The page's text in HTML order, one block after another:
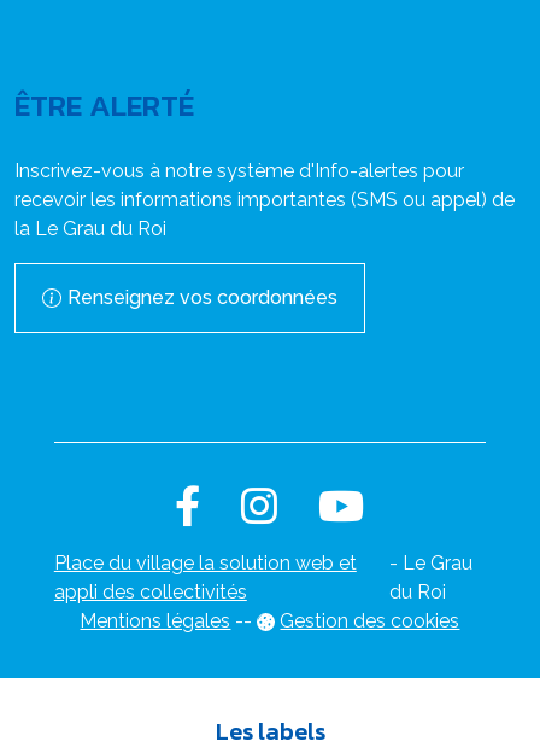
ÊTRE ALERTÉ
Inscrivez-vous à notre système d'Info-alertes pour
recevoir les informations importantes (SMS ou appel) de
la Le Grau du Roi
Renseignez vos coordonnées
Place du village la solution web et
appli des collectivités
- Le Grau
du Roi
Mentions légales -- Gestion des cookies
Les labels